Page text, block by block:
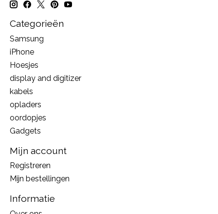
Categorieën
Samsung
iPhone
Hoesjes
display and digitizer
kabels
opladers
oordopjes
Gadgets
Mijn account
Registreren
Mijn bestellingen
Informatie